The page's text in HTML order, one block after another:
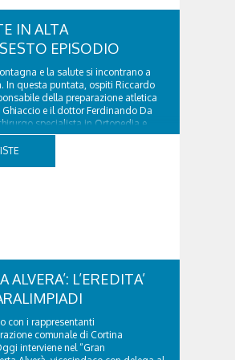
IN ALTA
EPISODIO
e la salute si incontrano a
In questa puntata, ospiti Riccardo
della preparazione atletica
e il dottor Ferdinando Da
specialista in Ortopedia e
di Ospedale Cortina. GVM...
ALVERA’: L’EREDITA’
con i rappresentanti
comunale di Cortina
interviene nel “Gran